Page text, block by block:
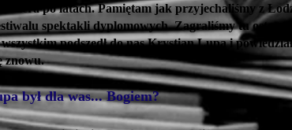
po latach. Pamiętam jak przyjechaliśmy z
spektakli dyplomowych. Zagraliśmy tu
podszedł do nas Krystian Lupa i
znowu.
był dla was... Bogiem?